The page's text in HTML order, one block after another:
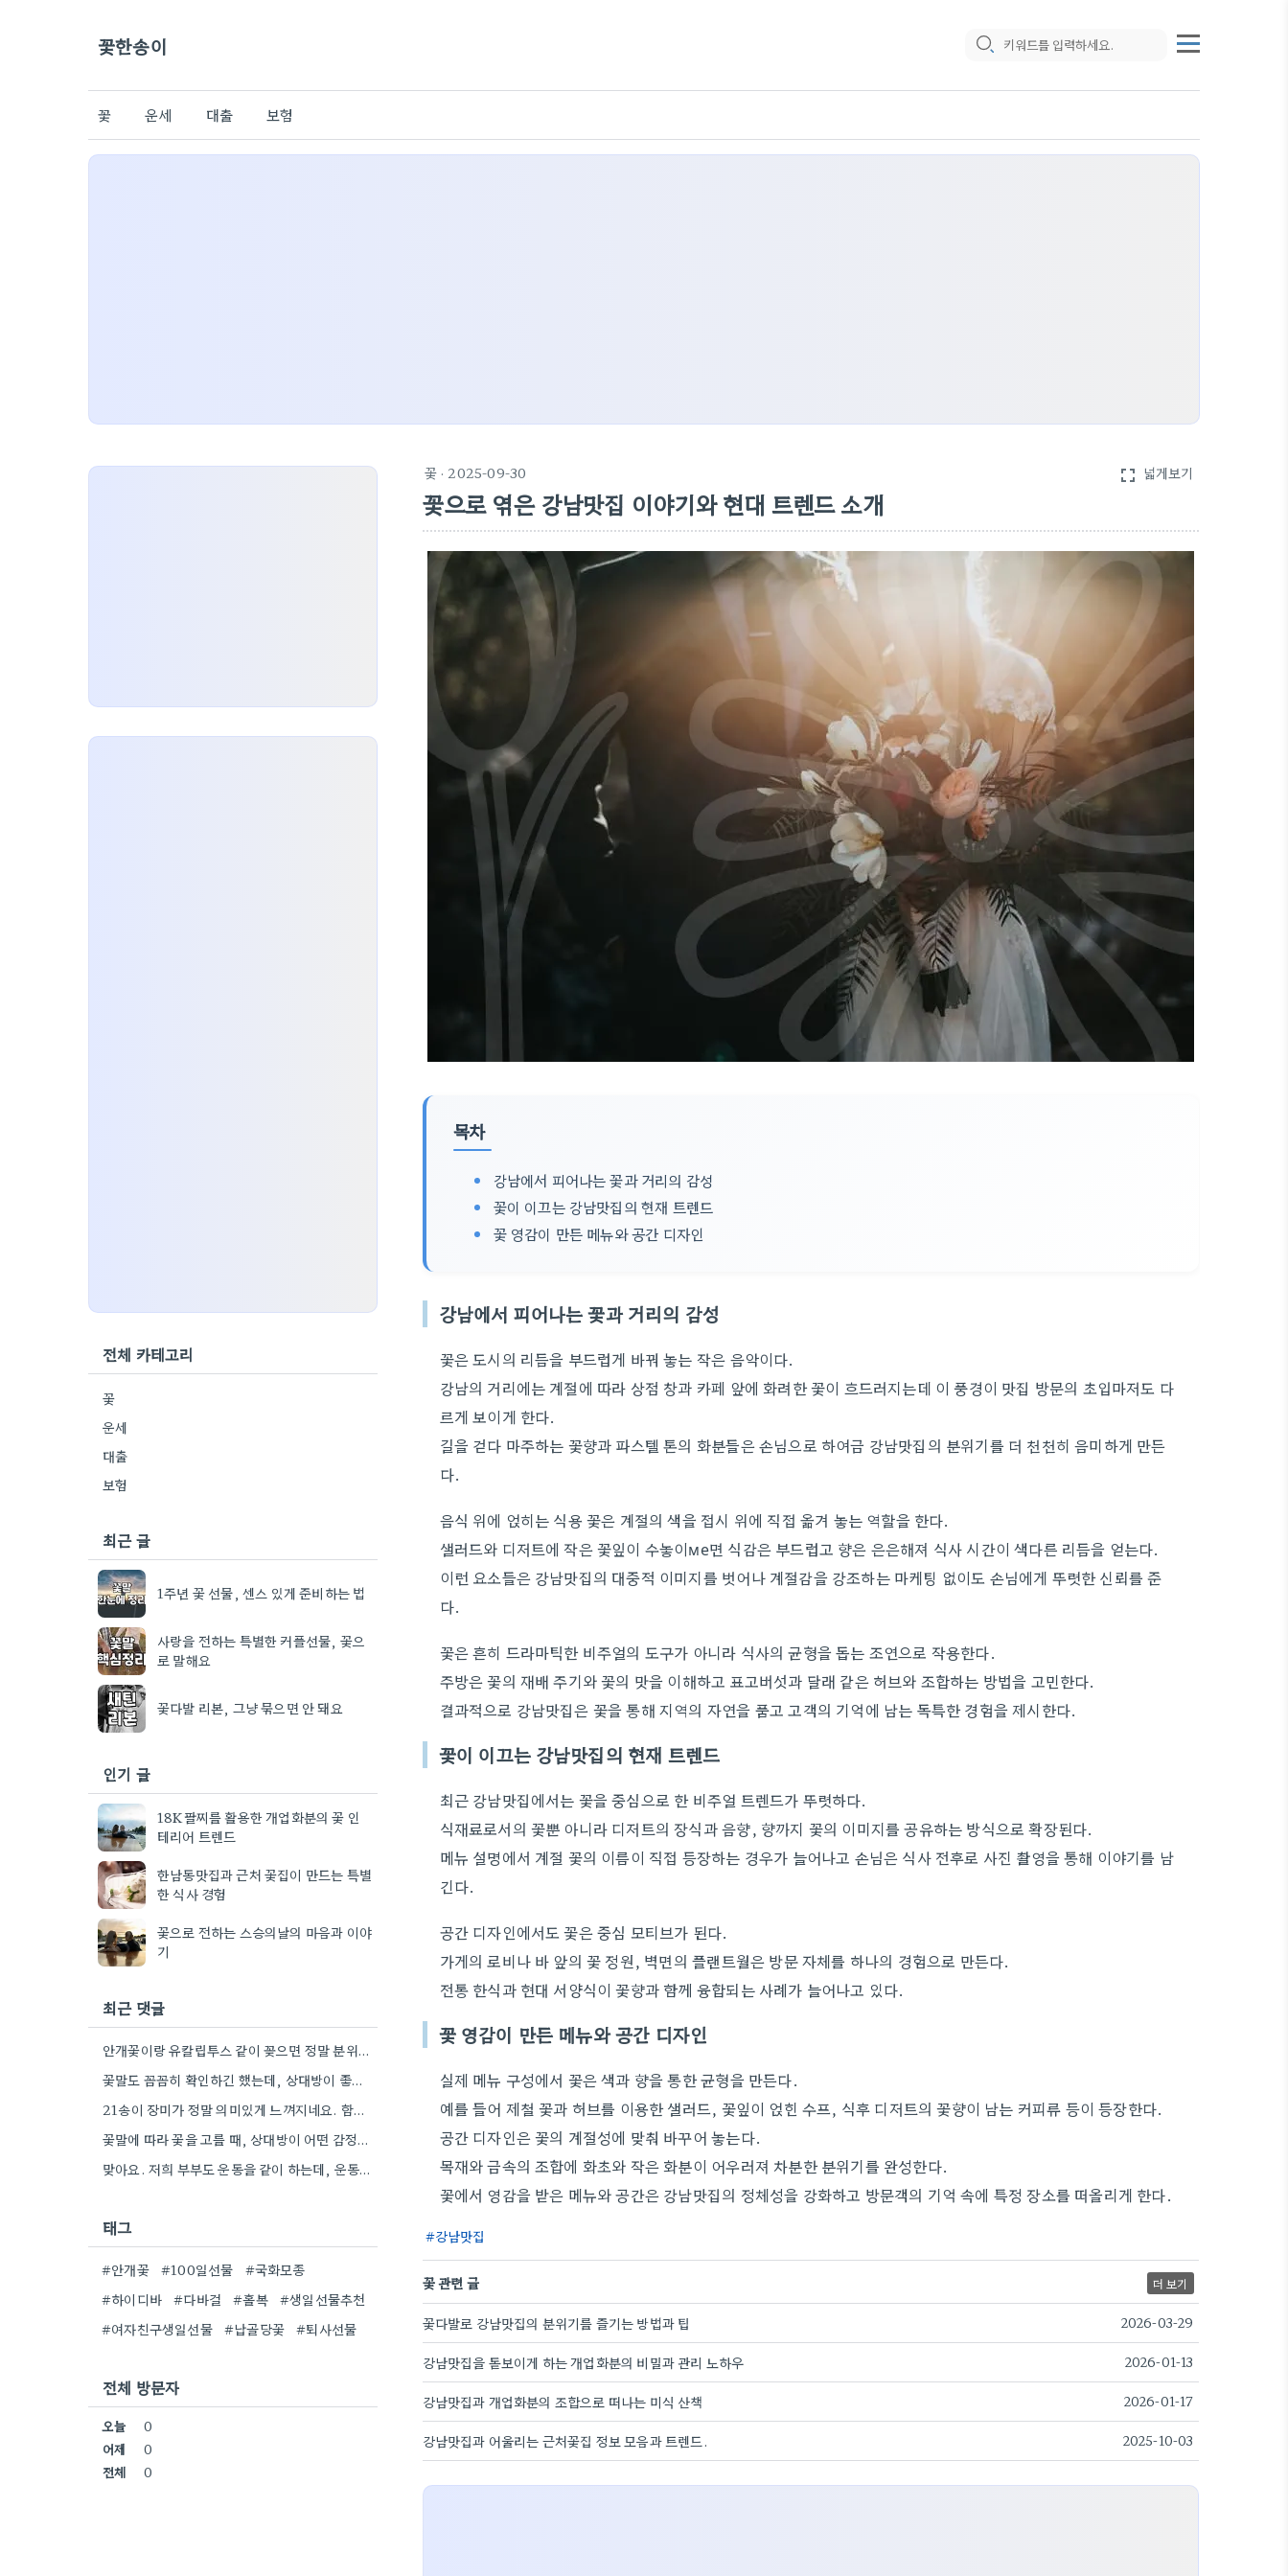
꽃한송이
꽃 운세 대출 보험
꽃· 2025-09-30 fullscreen 넓게보기
꽃으로 엮은 강남맛집 이야기와 현대 트렌드 소개
목차
강남에서 피어나는 꽃과 거리의 감성
꽃이 이끄는 강남맛집의 현재 트렌드
꽃 영감이 만든 메뉴와 공간 디자인
강남에서 피어나는 꽃과 거리의 감성
꽃은 도시의 리듬을 부드럽게 바꿔 놓는 작은 음악이다.
강남의 거리에는 계절에 따라 상점 창과 카페 앞에 화려한 꽃이 흐드러지는데 이 풍경이 맛집 방문의 초입마저도 다
르게 보이게 한다.
길을 걷다 마주하는 꽃향과 파스텔 톤의 화분들은 손님으로 하여금 강남맛집의 분위기를 더 천천히 음미하게 만든
다.
음식 위에 얹히는 식용 꽃은 계절의 색을 접시 위에 직접 옮겨 놓는 역할을 한다.
샐러드와 디저트에 작은 꽃잎이 수놓이ме면 식감은 부드럽고 향은 은은해져 식사 시간이 색다른 리듬을 얻는다.
이런 요소들은 강남맛집의 대중적 이미지를 벗어나 계절감을 강조하는 마케팅 없이도 손님에게 뚜렷한 신뢰를 준
다.
꽃은 흔히 드라마틱한 비주얼의 도구가 아니라 식사의 균형을 돕는 조연으로 작용한다.
주방은 꽃의 재배 주기와 꽃의 맛을 이해하고 표고버섯과 달래 같은 허브와 조합하는 방법을 고민한다.
결과적으로 강남맛집은 꽃을 통해 지역의 자연을 품고 고객의 기억에 남는 독특한 경험을 제시한다.
꽃이 이끄는 강남맛집의 현재 트렌드
최근 강남맛집에서는 꽃을 중심으로 한 비주얼 트렌드가 뚜렷하다.
식재료로서의 꽃뿐 아니라 디저트의 장식과 음향, 향까지 꽃의 이미지를 공유하는 방식으로 확장된다.
메뉴 설명에서 계절 꽃의 이름이 직접 등장하는 경우가 늘어나고 손님은 식사 전후로 사진 촬영을 통해 이야기를 남
긴다.
공간 디자인에서도 꽃은 중심 모티브가 된다.
가게의 로비나 바 앞의 꽃 정원, 벽면의 플랜트월은 방문 자체를 하나의 경험으로 만든다.
전통 한식과 현대 서양식이 꽃향과 함께 융합되는 사례가 늘어나고 있다.
꽃 영감이 만든 메뉴와 공간 디자인
실제 메뉴 구성에서 꽃은 색과 향을 통한 균형을 만든다.
예를 들어 제철 꽃과 허브를 이용한 샐러드, 꽃잎이 얹힌 수프, 식후 디저트의 꽃향이 남는 커피류 등이 등장한다.
공간 디자인은 꽃의 계절성에 맞춰 바꾸어 놓는다.
목재와 금속의 조합에 화초와 작은 화분이 어우러져 차분한 분위기를 완성한다.
꽃에서 영감을 받은 메뉴와 공간은 강남맛집의 정체성을 강화하고 방문객의 기억 속에 특정 장소를 떠올리게 한다.
강남맛집
꽃 관련 글 더 보기
꽃다발로 강남맛집의 분위기를 즐기는 방법과 팁 2026-03-29
강남맛집을 돋보이게 하는 개업화분의 비밀과 관리 노하우 2026-01-13
강남맛집과 개업화분의 조합으로 떠나는 미식 산책 2026-01-17
강남맛집과 어울리는 근처꽃집 정보 모음과 트렌드. 2025-10-03
전체 카테고리
꽃
운세
대출
보험
최근 글
1주년 꽃 선물, 센스 있게 준비하는 법
사랑을 전하는 특별한 커플선물, 꽃으
로 말해요
꽃다발 리본, 그냥 묶으면 안 돼요
인기 글
18K팔찌를 활용한 개업화분의 꽃 인
테리어 트렌드
한남동맛집과 근처 꽃집이 만드는 특별
한 식사 경험
꽃으로 전하는 스승의날의 마음과 이야
기
최근 댓글
안개꽃이랑 유칼립투스 같이 꽂으면 정말 분위기 있겠네요! 상대방 취향 생각하는 것도 좋지만, 꽃말도 고려하면 센스+
꽃말도 꼼꼼히 확인하긴 했는데, 상대방이 좋아하는 색깔을 기억해두는 게 더 센스 있을 것 같아요.
21송이 장미가 정말 의미있게 느껴지네요. 함께 했던 시간들을 되새기며 선물을 고른다는 마음이 잘 전달될 것…
꽃말에 따라 꽃을 고를 때, 상대방이 어떤 감정을 느끼고 싶어 하는지 생각하는 게 정말 좋은…
맞아요. 저희 부부도 운동을 같이 하는데, 운동화 선물하는 것도 좋은 생각이었네요. 꽃과 함께라면 더 센스…
태그
#안개꽃 #100일선물
#국화모종
#하이디바
#다바걸 #홀복
#생일선물추천
#여자친구생일선물
#납골당꽃 #퇴사선물
전체 방문자
오늘
0
어제
0
전체
0